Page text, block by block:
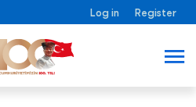
Log in Register